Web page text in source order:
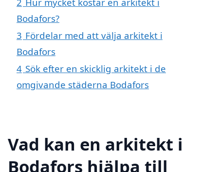
Bodafors?
3 Fördelar med att välja arkitekt i
Bodafors
4 Sök efter en skicklig arkitekt i de
omgivande städerna Bodafors
Vad kan en arkitekt i
Bodafors hjälpa till